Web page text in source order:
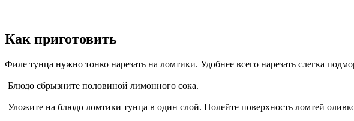
Как приготовить
Филе тунца нужно тонко нарезать на ломтики. Удобнее всего нарезать слегка
Блюдо сбрызните половиной лимонного сока.
Уложите на блюдо ломтики тунца в один слой. Полейте поверхность ломтей